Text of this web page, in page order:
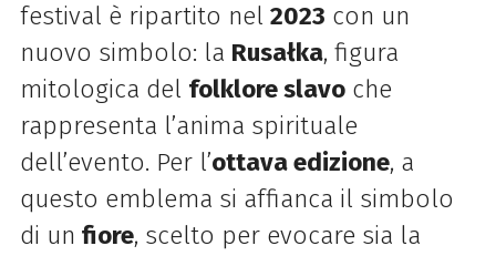
festival è ripartito nel 2023 con un
nuovo simbolo: la Rusałka, figura
mitologica del folklore slavoche
rappresenta l’anima spirituale
dell’evento. Per l’ottava edizione, a
questo emblema si affianca il simbolo
di un fiore, scelto per evocare sia la